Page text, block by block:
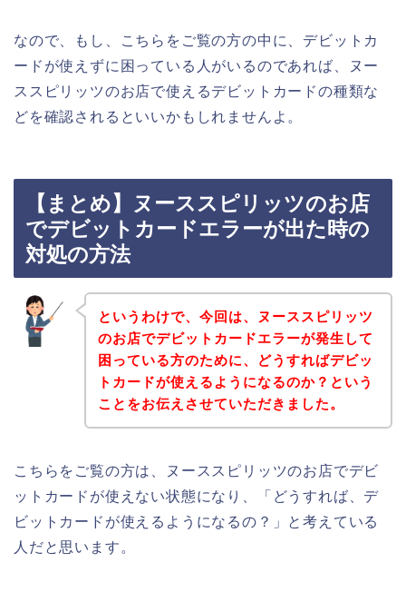
なので、もし、こちらをご覧の方の中に、デビットカ
ードが使えずに困っている人がいるのであれば、ヌー
ススピリッツのお店で使えるデビットカードの種類な
どを確認されるといいかもしれませんよ。
【まとめ】ヌーススピリッツのお店
でデビットカードエラーが出た時の
対処の方法
というわけで、今回は、ヌーススピリッツ
のお店でデビットカードエラーが発生して
困っている方のために、どうすればデビッ
トカードが使えるようになるのか？という
ことをお伝えさせていただきました。
こちらをご覧の方は、ヌーススピリッツのお店でデビ
ットカードが使えない状態になり、「どうすれば、デ
ビットカードが使えるようになるの？」と考えている
人だと思います。